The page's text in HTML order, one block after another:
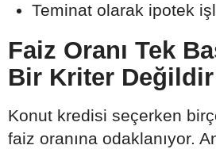
Teminat olarak ipotek
Faiz Oranı Tek
Bir Kriter Değildir
Konut kredisi seçerken
faiz oranına odaklanıyor.